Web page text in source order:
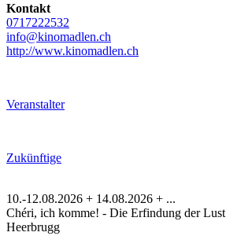
Kontakt
0717222532
info@kinomadlen.ch
http://www.kinomadlen.ch
Veranstalter
Zukünftige
10.-12.08.2026 + 14.08.2026 + ...
Chéri, ich komme! - Die Erfindung der Lust
Heerbrugg